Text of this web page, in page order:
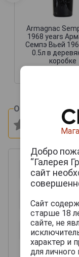
Armagnac
1968 years
Семпэ Вьей
0.5л в
коробке
Оцените и
Добро
“Галерея
сайт
Сайт
старше 18
сайте, не
характер и
для личного